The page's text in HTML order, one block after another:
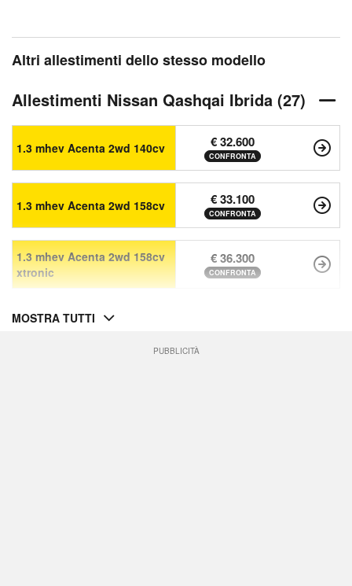
Altri allestimenti dello stesso modello
Allestimenti Nissan Qashqai Ibrida (27)
1.3 mhev Acenta 2wd 140cv € 32.600
CONFRONTA
1.3 mhev Acenta 2wd 158cv € 33.100
CONFRONTA
1.3 mhev Acenta 2wd 158cv
xtronic
€ 36.300
CONFRONTA
MOSTRA TUTTI
PUBBLICITÀ